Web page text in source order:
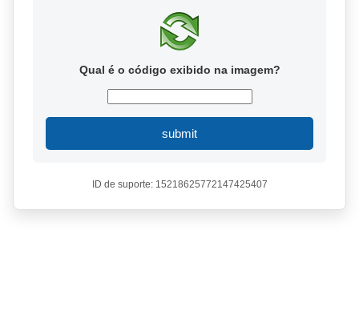
Qual é o código exibido na imagem?
submit
ID de suporte: 15218625772147425407